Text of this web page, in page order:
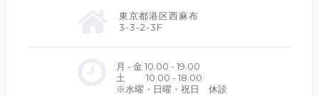
東京都港区西麻布
3-3-2-3F
月 - 金 10.00 - 19.00
土 10.00 - 18.00
※水曜・日曜・祝日 休診